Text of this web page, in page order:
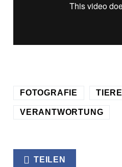
FOTOGRAFIE TIERE
VERANTWORTUNG
TEILEN